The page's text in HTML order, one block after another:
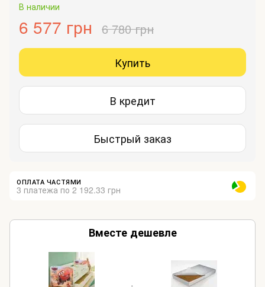
В наличии
6 577 грн 6 780 грн
Купить
В кредит
Быстрый заказ
ОПЛАТА ЧАСТЯМИ
3 платежа по 2 192.33 грн
Вместе дешевле